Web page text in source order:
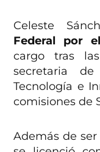
Celeste
Federal por
cargo tras
secretaria
Tecnología e
comisiones de
Además de ser